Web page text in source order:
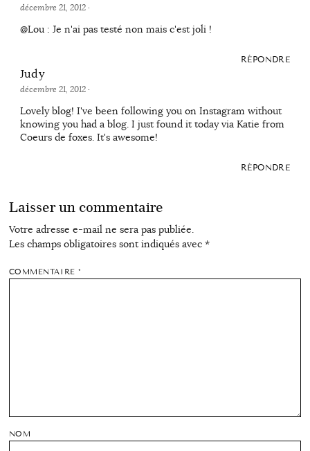
décembre 21, 2012·
@Lou : Je n'ai pas testé non mais c'est joli !
RÉPONDRE
Judy
décembre 21, 2012·
Lovely blog! I've been following you on Instagram without
knowing you had a blog. I just found it today via Katie from
Coeurs de foxes. It's awesome!
RÉPONDRE
Laisser un commentaire
Votre adresse e-mail ne sera pas publiée.
Les champs obligatoires sont indiqués avec *
COMMENTAIRE*
NOM